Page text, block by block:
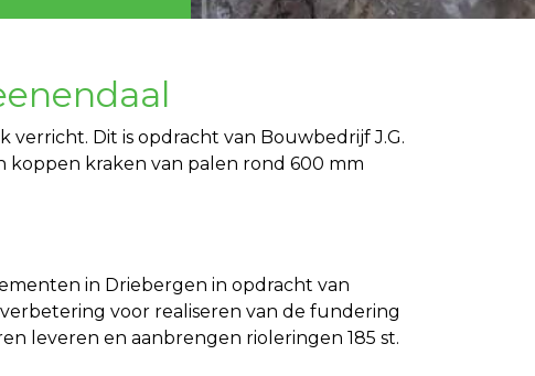
Dit is opdracht van Bouwbedrijf J.G.
koppen kraken van palen rond 600 mm
in Driebergen in opdracht van
voor realiseren van de fundering
leveren en aanbrengen rioleringen 185 st.